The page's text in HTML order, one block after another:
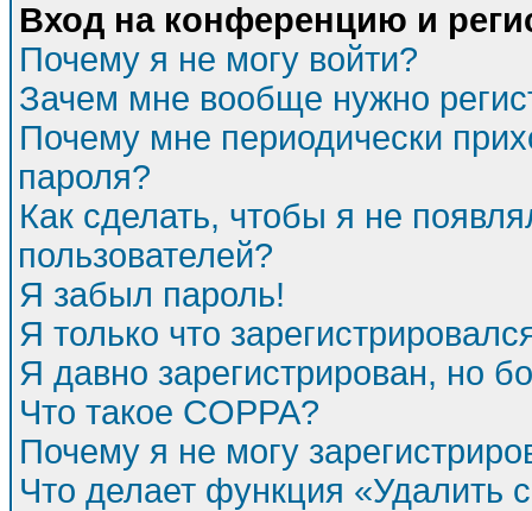
Вход на конференцию и
Почему я не могу войти?
Зачем мне вообще нужно
Почему мне периодически
пароля?
Как сделать, чтобы я не
пользователей?
Я забыл пароль!
Я только что
Я давно зарегистрирован, но
Что такое COPPA?
Почему я не могу
Что делает функция «Удалить